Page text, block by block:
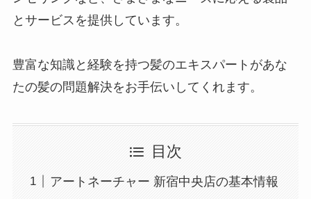
とサービスを提供しています。
豊富な知識と経験を持つ髪のエキスパートがあな
たの髪の問題解決をお手伝いしてくれます。
目次
アートネーチャー 新宿中央店の基本情報